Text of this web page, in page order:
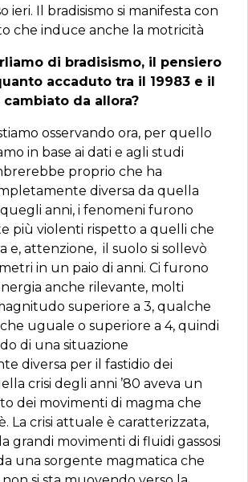
ieri. Il bradisismo si manifesta con
che induce anche la motricità
di bradisismo, il pensiero
accaduto tra il 19983 e il
cambiato da allora?
osservando ora, per quello
in base ai dati e agli studi
proprio che ha
diversa da quella
anni, i fenomeni furono
più violenti rispetto a quelli che
e, attenzione, il suolo si sollevò
in un paio di anni. Ci furono
anche rilevante, molti
superiore a 3, qualche
uguale o superiore a 4, quindi
di una situazione
diversa per il fastidio dei
crisi degli anni ’80 aveva un
dei movimenti di magma che
La crisi attuale è caratterizzata,
grandi movimenti di fluidi gassosi
una sorgente magmatica che